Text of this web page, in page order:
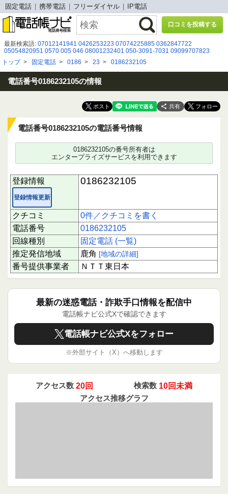
固定電話 携帯電話 フリーダイヤル IP電話
口コミを投稿する
最新検索語: 07012141941 0426253223 07074225885 0362847722
05054820951 0570 005 046 08001232401 050-3091-7031 09099707823
05017916332 08035198827
08094139342 080-7022-1906 078-393-3077 0120429313
08033572682 050-3175-1652 05058465977 0120982215 050 1790 8485
05017200758
トップ> 固定電話 > 0186 > 23 > 0186232105
電話番号0186232105の情報
共有
電話番号0186232105の電話番号情報
0186232105の番号所有者は
エンタープライズサービスを利用できます
登録情報
登録情報更新
0186232105
クチコミ
0件／クチコミを書く
電話番号
0186232105
回線種別
固定電話 (一覧)
推定発信地域
鹿角 [地域の詳細]
番号提供事業者 ＮＴＴ東日本
最新の迷惑電話・詐欺手口情報を配信中
電話帳ナビ公式Xで確認できます
電話帳ナビ公式Xをフォロー
※外部サイト（X）へ移動します
アクセス数 20回 検索数 10回未満
アクセス推移グラフ